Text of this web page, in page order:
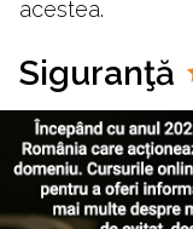
acestea.
Siguranţă